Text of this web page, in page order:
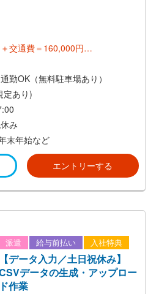
交通費＝160,000円～
勤OK（無料駐車場あり）
定あり)
み
末年始など
エントリーする
派遣 給与前払い 入社特典
【データ入力／土日祝休み】
データの生成・アップロー
ド作業